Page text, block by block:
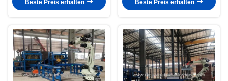
Beste Preis erhalten Beste Preis erhalten